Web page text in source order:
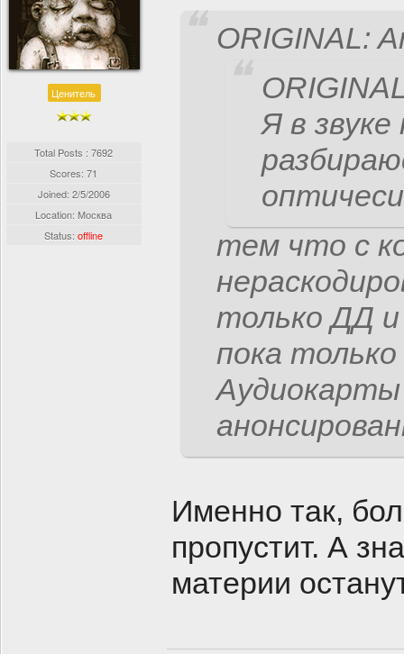
Ценитель
Total Posts : 7692
Scores: 71
Joined: 2/5/2006
Location: Москва
Status:offline
ORIGINAL:
Я в
тем что с
только ДД
пока
Именно так,
пропустит. А
материи